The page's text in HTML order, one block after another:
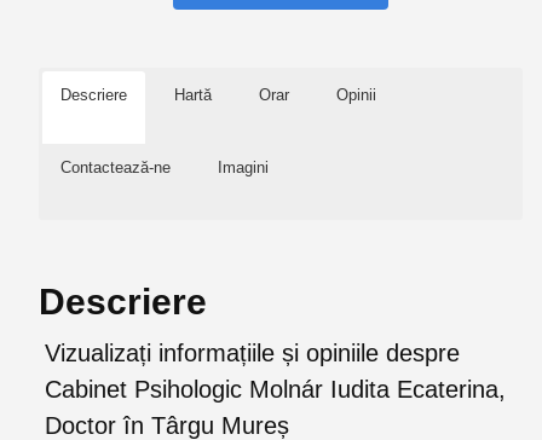
Descriere Hartă Orar Opinii
Contactează-ne Imagini
Descriere
Vizualizați informațiile și opiniile despre
Cabinet Psihologic Molnár Iudita Ecaterina,
Doctor în Târgu Mureș